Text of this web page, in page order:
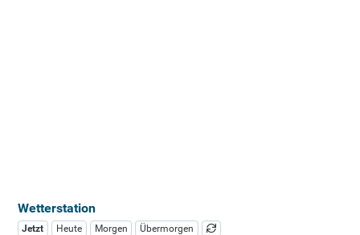
Wetterstation
Jetzt Heute Morgen Übermorgen